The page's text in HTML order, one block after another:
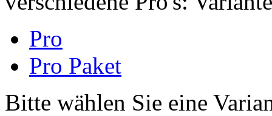
Pro
Pro Paket
Bitte wählen Sie eine